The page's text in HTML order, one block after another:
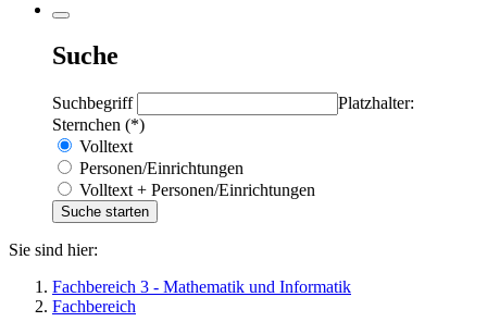
Suche
Suchbegriff
Platzhalter:
Sternchen (*)
Volltext
Personen/Einrichtungen
Volltext + Personen/Einrichtungen
Sie sind hier:
Fachbereich 3 - Mathematik und Informatik
Fachbereich